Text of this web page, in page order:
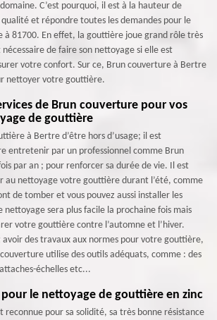
C’est pourquoi, il est à la hauteur de
et répondre toutes les demandes pour le
à 81700. En effet, la gouttière joue grand rôle très
de faire son nettoyage si elle est
votre confort. Sur ce, Brun couverture à Bertre
nettoyer votre gouttière.
de Brun couverture pour vos
de gouttière
à Bertre d’être hors d’usage; il est
entretenir par un professionnel comme Brun
par an ; pour renforcer sa durée de vie. Il est
au nettoyage votre gouttière durant l’été, comme
de tomber et vous pouvez aussi installer les
nettoyage sera plus facile la prochaine fois mais
votre gouttière contre l’automne et l’hiver.
avoir des travaux aux normes pour votre gouttière,
utilise des outils adéquats, comme : des
échelles etc...
le nettoyage de gouttière en zinc
reconnue pour sa solidité, sa très bonne résistance